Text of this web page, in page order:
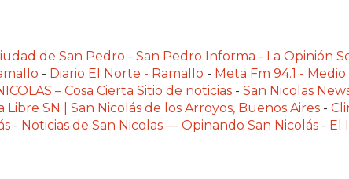
de San Pedro - San Pedro Informa - La Opinión
- Diario El Norte - Ramallo - Meta Fm 94.1 -
– Cosa Cierta Sitio de noticias - San Nicolas
Libre SN | San Nicolás de los Arroyos, Buenos Aires -
- Noticias de San Nicolas — Opinando San Nicolás - El